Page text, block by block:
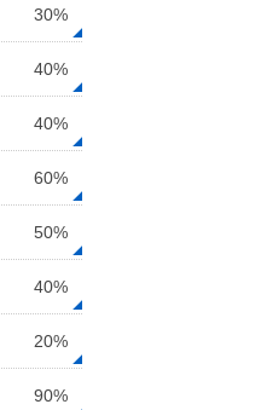
30%
40%
40%
60%
50%
40%
20%
90%